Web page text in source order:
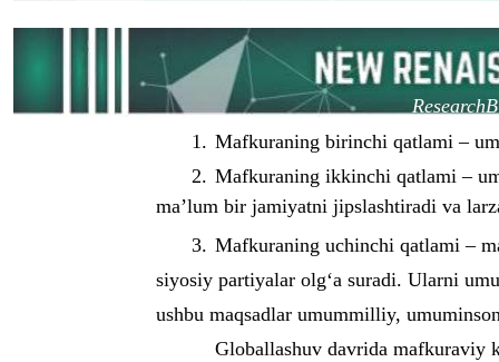
1. Mafkuraning birinchi qatlami –
2. Mafkuraning ikkinchi qatlami –
ma’lum bir jamiyatni jipslashtiradi va
3. Mafkuraning uchinchi qatlami –
siyosiy partiyalar olg‘a suradi. Ularni
ushbu maqsadlar umummilliy,
Globallashuv davrida mafkuraviy